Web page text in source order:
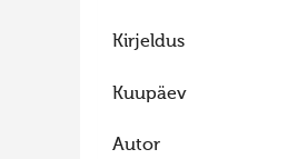
Kirjeldus
Kuupäev
Autor